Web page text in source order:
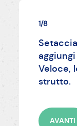
1/8
Veloce,
strutto.
AVANTI